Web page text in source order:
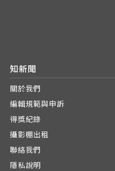
知新聞
關於我們
編輯規範與申訴
得獎紀錄
攝影棚出租
聯絡我們
隱私說明